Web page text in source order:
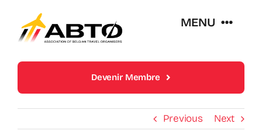
content
MENU
Over Abto
Op Reis Zonder Zorgen
Devenir Membre
Previous Next